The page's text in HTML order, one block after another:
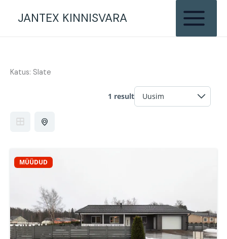
JANTEX KINNISVARA
Katus: Slate
1 result
MÜÜDUD